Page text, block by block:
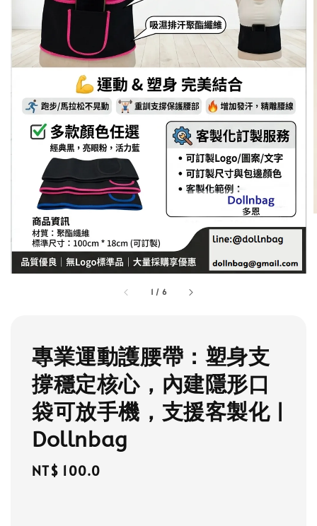
1 / 6
專業運動護腰帶：塑身支
撐穩定核心，內建隱形口
袋可放手機，支援客製化 |
Dollnbag
Regular
NT$ 100.0